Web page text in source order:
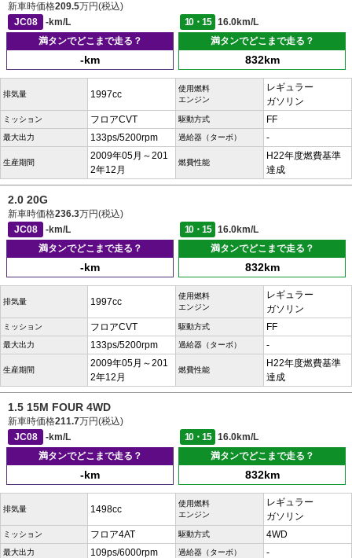
新車時価格209.5万円(税込)
JC08
-km/L 10・15
16.0km/L
満タンでどこまで走る？
-km
満タンでどこまで走る？
832km
排気量 1997cc
使用燃料
エンジン
レギュラー
ガソリン
ミッション フロアCVT 駆動方式 FF
最大出力 133ps/5200rpm 過給器（ターボ） -
生産期間
2009年05月～201
2年12月
燃費性能
H22年度燃費基準
達成
2.0 20G
新車時価格236.3万円(税込)
JC08
-km/L 10・15
16.0km/L
満タンでどこまで走る？
-km
満タンでどこまで走る？
832km
排気量 1997cc
使用燃料
エンジン
レギュラー
ガソリン
ミッション フロアCVT 駆動方式 FF
最大出力 133ps/5200rpm 過給器（ターボ） -
生産期間
2009年05月～201
2年12月
燃費性能
H22年度燃費基準
達成
1.5 15M FOUR 4WD
新車時価格211.7万円(税込)
JC08
-km/L 10・15
16.0km/L
満タンでどこまで走る？
-km
満タンでどこまで走る？
832km
排気量 1498cc
使用燃料
エンジン
レギュラー
ガソリン
ミッション フロア4AT 駆動方式 4WD
最大出力 109ps/6000rpm 過給器（ターボ） -